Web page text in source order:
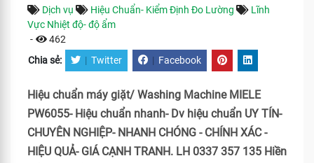
Dịch vụ Hiệu Chuẩn- Kiểm Định Đo Lường
Lĩnh
Vực Nhiệt độ- độ ẩm
-
462
Chia sẻ: | Twitter | Facebook
Hiệu chuẩn máy giặt/ Washing Machine MIELE
PW6055- Hiệu chuẩn nhanh- Dv hiệu chuẩn UY TÍN-
CHUYÊN NGHIỆP- NHANH CHÓNG - CHÍNH XÁC -
HIỆU QUẢ- GIÁ CẠNH TRANH. LH 0337 357 135 Hiền